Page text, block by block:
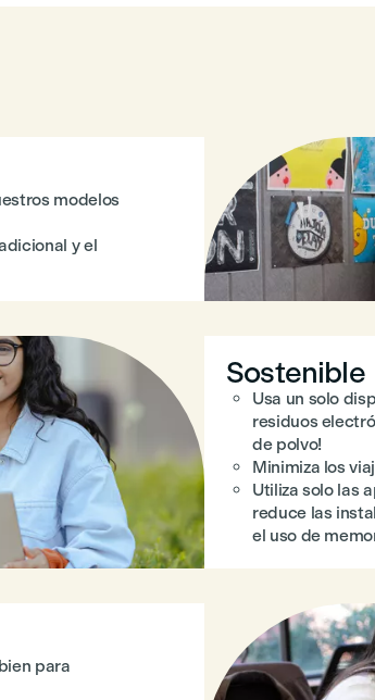
modelos
y el
Sostenible
Usa un solo
residuos
de polvo!
Minimiza los
Utiliza solo las
reduce las
el uso de
para